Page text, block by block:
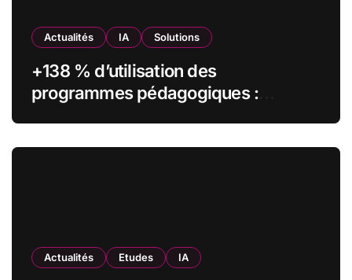
Actualités IA Solutions
+138 % d’utilisation des
programmes pédagogiques :
Actualités Etudes IA